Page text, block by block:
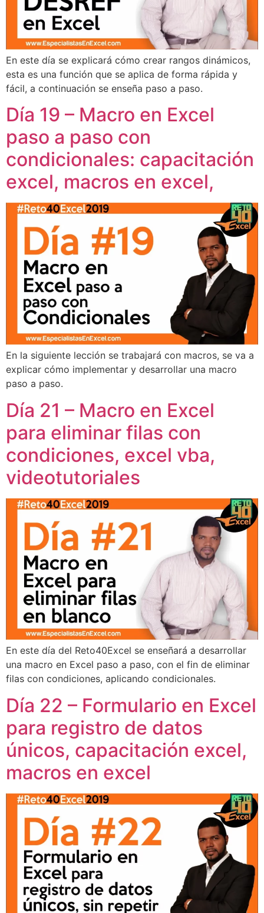
En este día se explicará cómo crear rangos dinámicos,
esta es una función que se aplica de forma rápida y
fácil, a continuación se enseña paso a paso.
Día 19 – Macro en Excel
paso a paso con
condicionales: capacitación
excel, macros en excel,
En la siguiente lección se trabajará con macros, se va a
explicar cómo implementar y desarrollar una macro
paso a paso.
Día 21 – Macro en Excel
para eliminar filas con
condiciones, excel vba,
videotutoriales
En este día del Reto40Excel se enseñará a desarrollar
una macro en Excel paso a paso, con el fin de eliminar
filas con condiciones, aplicando condicionales.
Día 22 – Formulario en Excel
para registro de datos
únicos, capacitación excel,
macros en excel